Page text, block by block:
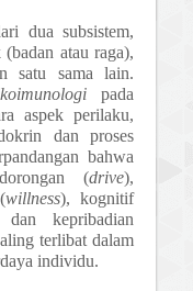
dua subsistem,
atau raga),
satu sama lain.
pada
aspek perilaku,
dan proses
bahwa
(drive),
willness), kognitif
kepribadian
terlibat dalam
individu.